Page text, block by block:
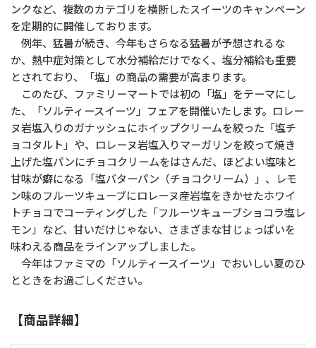
ンクなど、複数のカテゴリを横断したスイーツのキャンペーン
を定期的に開催しております。
例年、猛暑が続き、今年もさらなる猛暑が予想されるな
か、熱中症対策として水分補給だけでなく、塩分補給も重要
とされており、「塩」の商品の需要が高まります。
このたび、ファミリーマートでは初の「塩」をテーマにし
た、「ソルティースイーツ」フェアを開催いたします。ロレー
ヌ岩塩入りのガナッシュにホイップクリームを絞った「塩チ
ョコタルト」や、ロレーヌ岩塩入りマーガリンを絞って焼き
上げた塩パンにチョコクリームをはさんだ、ほどよい塩味と
甘味が癖になる「塩バターパン（チョコクリーム）」、レモ
ン味のフルーツキューブにロレーヌ産岩塩をきかせたホワイ
トチョコでコーティングした「フルーツキューブショコラ塩レ
モン」など、甘いだけじゃない、さまざまな甘じょっぱいを
味わえる商品をラインアップしました。
今年はファミマの「ソルティースイーツ」でおいしい夏のひ
とときをお過ごしください。
【商品詳細】